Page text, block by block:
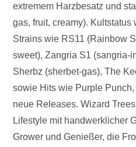
extremem Harzbesatz und
gas, fruit, creamy).
Strains wie RS11 (Rainbow
sweet), Zangria S1 (sangria-
Sherbz (sherbet-gas), The
sowie Hits wie Purple
neue Releases. Wizard
Lifestyle mit handwerklicher
Grower und Genießer, die